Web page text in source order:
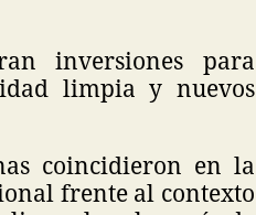
inversiones para
limpia y nuevos
coincidieron en la
frente al contexto